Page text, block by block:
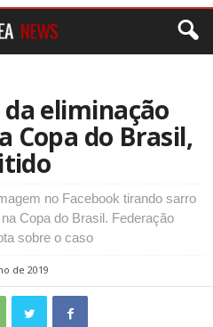
eliminação
Copa do Brasil,
no Facebook tirando sarro
Copa do Brasil. Federação
sobre o caso
de 2019